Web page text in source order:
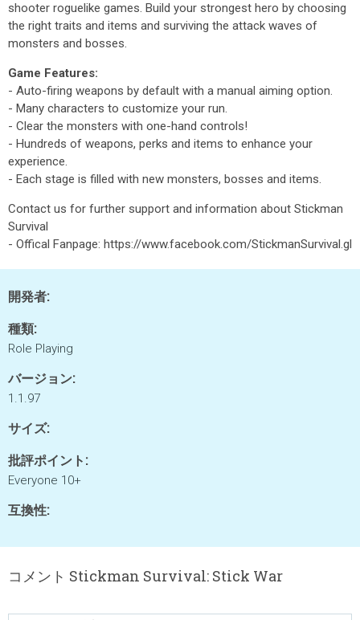
shooter roguelike games. Build your strongest hero by choosing
the right traits and items and surviving the attack waves of
monsters and bosses.
Game Features:
- Auto-firing weapons by default with a manual aiming option.
- Many characters to customize your run.
- Clear the monsters with one-hand controls!
- Hundreds of weapons, perks and items to enhance your
experience.
- Each stage is filled with new monsters, bosses and items.
Contact us for further support and information about Stickman
Survival
- Offical Fanpage: https://www.facebook.com/StickmanSurvival.gl
開発者:
種類:
Role Playing
バージョン:
1.1.97
サイズ:
批評ポイント:
Everyone 10+
互換性:
コメント Stickman Survival: Stick War